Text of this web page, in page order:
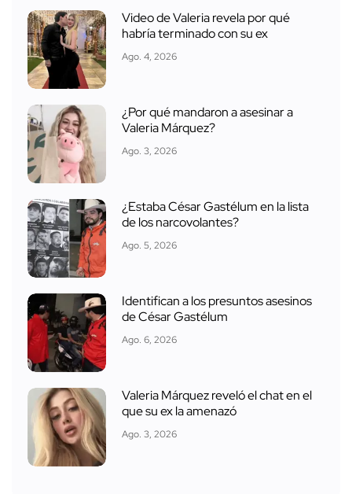
Video de Valeria revela por qué
habría terminado con su ex
Ago. 4, 2026
¿Por qué mandaron a asesinar a
Valeria Márquez?
Ago. 3, 2026
¿Estaba César Gastélum en la lista
de los narcovolantes?
Ago. 5, 2026
Identifican a los presuntos asesinos
de César Gastélum
Ago. 6, 2026
Valeria Márquez reveló el chat en el
que su ex la amenazó
Ago. 3, 2026